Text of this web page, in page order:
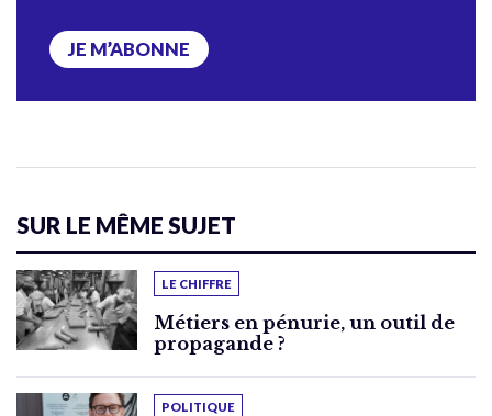
JE M’ABONNE
SUR LE MÊME SUJET
LE CHIFFRE
Métiers en pénurie, un outil de
propagande ?
POLITIQUE